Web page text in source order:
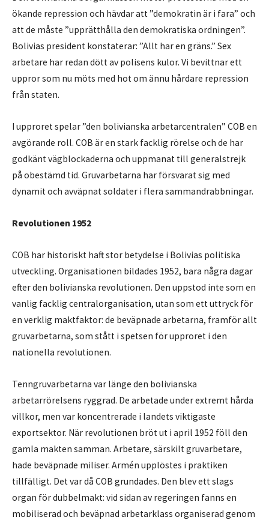
ökande repression och hävdar att ”demokratin är i fara” och
att de måste ”upprätthålla den demokratiska ordningen”.
Bolivias president konstaterar: ”Allt har en gräns.” Sex
arbetare har redan dött av polisens kulor. Vi bevittnar ett
uppror som nu möts med hot om ännu hårdare repression
från staten.
I upproret spelar ”den bolivianska arbetarcentralen” COB en
avgörande roll. COB är en stark facklig rörelse och de har
godkänt vägblockaderna och uppmanat till generalstrejk
på obestämd tid. Gruvarbetarna har försvarat sig med
dynamit och avväpnat soldater i flera sammandrabbningar.
Revolutionen 1952
COB har historiskt haft stor betydelse i Bolivias politiska
utveckling. Organisationen bildades 1952, bara några dagar
efter den bolivianska revolutionen. Den uppstod inte som en
vanlig facklig centralorganisation, utan som ett uttryck för
en verklig maktfaktor: de beväpnade arbetarna, framför allt
gruvarbetarna, som stått i spetsen för upproret i den
nationella revolutionen.
Tenngruvarbetarna var länge den bolivianska
arbetarrörelsens ryggrad. De arbetade under extremt hårda
villkor, men var koncentrerade i landets viktigaste
exportsektor. När revolutionen bröt ut i april 1952 föll den
gamla makten samman. Arbetare, särskilt gruvarbetare,
hade beväpnade miliser. Armén upplöstes i praktiken
tillfälligt. Det var då COB grundades. Den blev ett slags
organ för dubbelmakt: vid sidan av regeringen fanns en
mobiliserad och beväpnad arbetarklass organiserad genom